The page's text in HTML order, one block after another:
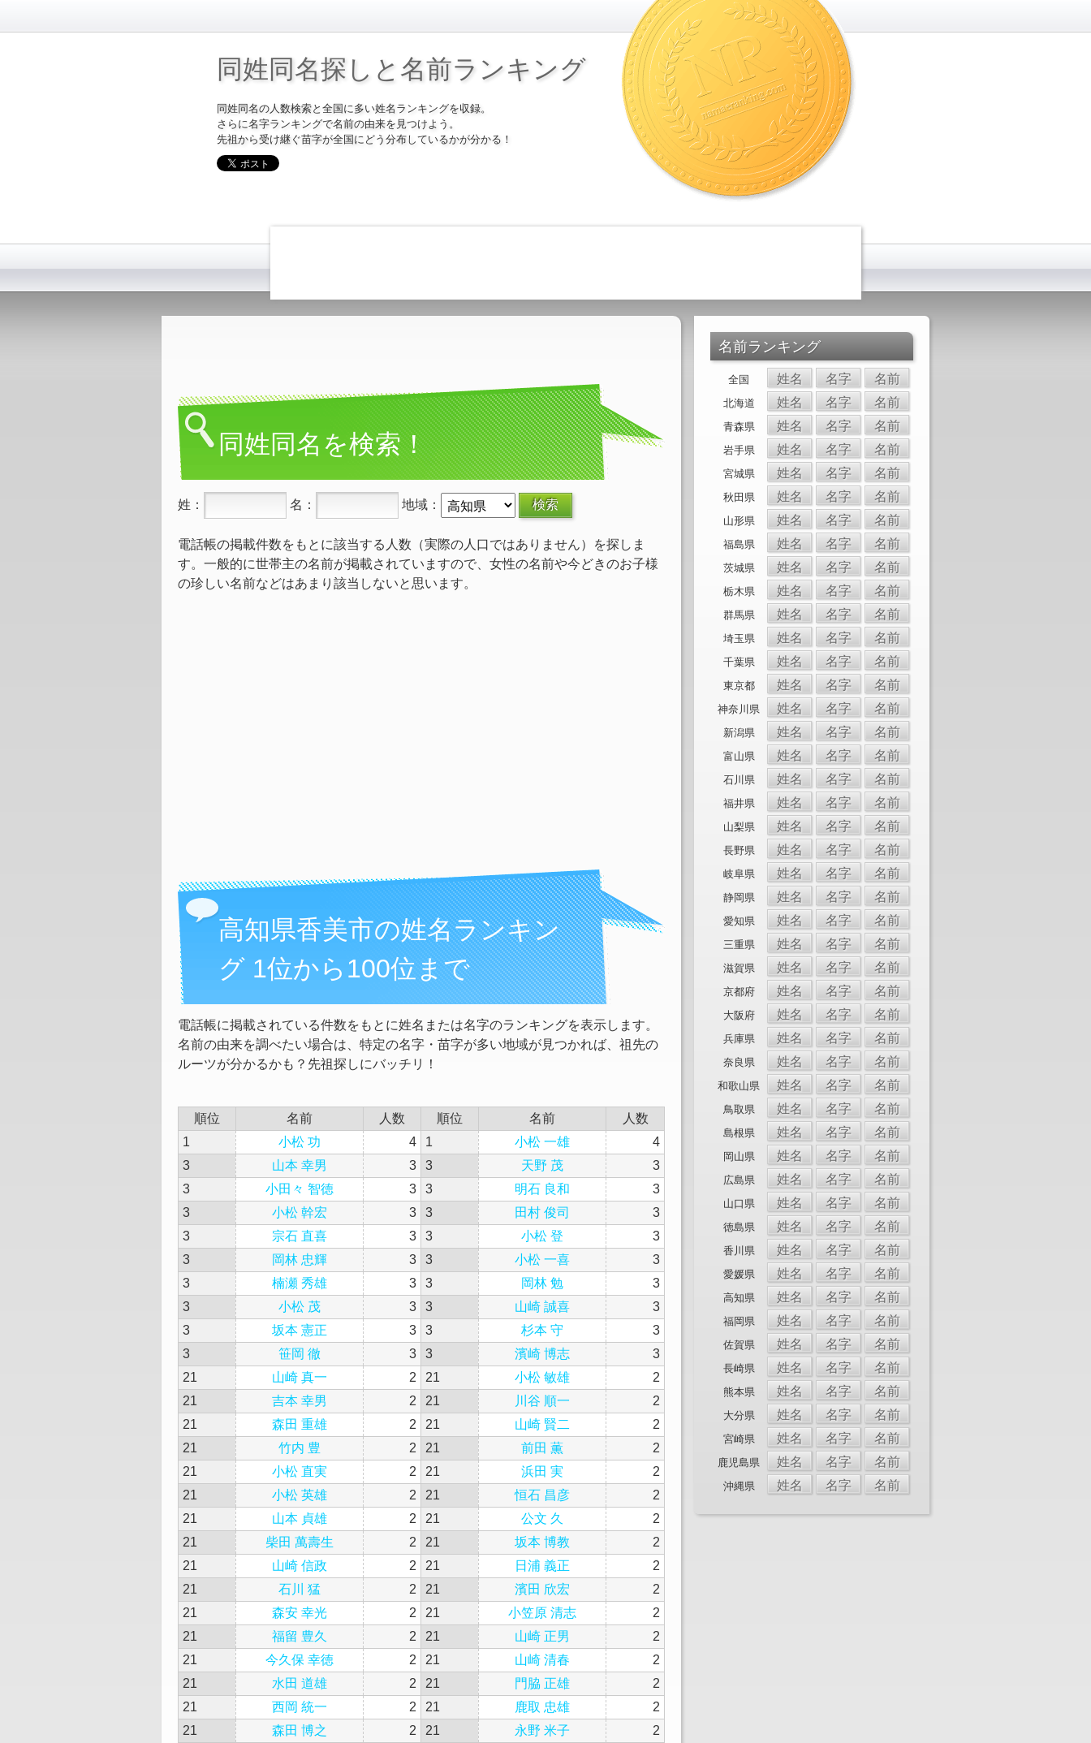
同姓同名探しと名前ランキング
同姓同名の人数検索と全国に多い姓名ランキングを収録。
さらに名字ランキングで名前の由来を見つけよう。
先祖から受け継ぐ苗字が全国にどう分布しているかが分かる！
同姓同名を検索！
姓： 名： 地域：
電話帳の掲載件数をもとに該当する人数（実際の人口ではありません）を探しま
す。一般的に世帯主の名前が掲載されていますので、女性の名前や今どきのお子様
の珍しい名前などはあまり該当しないと思います。
高知県香美市の姓名ランキン
グ 1位から100位まで
電話帳に掲載されている件数をもとに姓名または名字のランキングを表示します。
名前の由来を調べたい場合は、特定の名字・苗字が多い地域が見つかれば、祖先の
ルーツが分かるかも？先祖探しにバッチリ！
順位 名前 人数 順位 名前
人数
1
小松 功 4 1 小松 一雄
4
3
山本 幸男 3 3 天野 茂
3
3
小田々 智徳 3 3 明石 良和
3
3
小松 幹宏 3 3 田村 俊司
3
3
宗石 直喜 3 3 小松 登
3
3
岡林 忠輝 3 3 小松 一喜
3
3
楠瀬 秀雄 3 3 岡林 勉
3
3
小松 茂 3 3 山崎 誠喜
3
3
坂本 憲正 3 3 杉本 守
3
3
笹岡 徹 3 3 濱崎 博志
3
21
山崎 真一 2 21 小松 敏雄
2
21
吉本 幸男 2 21 川谷 順一
2
21
森田 重雄 2 21 山崎 賢二
2
21
竹内 豊 2 21 前田 薫
2
21
小松 直実 2 21 浜田 実
2
21
小松 英雄 2 21 恒石 昌彦
2
21
山本 貞雄 2 21 公文 久
2
21
柴田 萬壽生 2 21 坂本 博教
2
21
山崎 信政 2 21 日浦 義正
2
21
石川 猛 2 21 濱田 欣宏
2
21
森安 幸光 2 21 小笠原 清志
2
21
福留 豊久 2 21 山崎 正男
2
21
今久保 幸徳 2 21 山崎 清春
2
21
水田 道雄 2 21 門脇 正雄
2
21
西岡 統一 2 21 鹿取 忠雄
2
21
森田 博之 2 21 永野 米子
2
名前ランキング
全国 姓名 名字 名前
北海道 姓名 名字 名前
青森県 姓名 名字 名前
岩手県 姓名 名字 名前
宮城県 姓名 名字 名前
秋田県 姓名 名字 名前
山形県 姓名 名字 名前
福島県 姓名 名字 名前
茨城県 姓名 名字 名前
栃木県 姓名 名字 名前
群馬県 姓名 名字 名前
埼玉県 姓名 名字 名前
千葉県 姓名 名字 名前
東京都 姓名 名字 名前
神奈川県 姓名 名字 名前
新潟県 姓名 名字 名前
富山県 姓名 名字 名前
石川県 姓名 名字 名前
福井県 姓名 名字 名前
山梨県 姓名 名字 名前
長野県 姓名 名字 名前
岐阜県 姓名 名字 名前
静岡県 姓名 名字 名前
愛知県 姓名 名字 名前
三重県 姓名 名字 名前
滋賀県 姓名 名字 名前
京都府 姓名 名字 名前
大阪府 姓名 名字 名前
兵庫県 姓名 名字 名前
奈良県 姓名 名字 名前
和歌山県 姓名 名字 名前
鳥取県 姓名 名字 名前
島根県 姓名 名字 名前
岡山県 姓名 名字 名前
広島県 姓名 名字 名前
山口県 姓名 名字 名前
徳島県 姓名 名字 名前
香川県 姓名 名字 名前
愛媛県 姓名 名字 名前
高知県 姓名 名字 名前
福岡県 姓名 名字 名前
佐賀県 姓名 名字 名前
長崎県 姓名 名字 名前
熊本県 姓名 名字 名前
大分県 姓名 名字 名前
宮崎県 姓名 名字 名前
鹿児島県 姓名 名字 名前
沖縄県 姓名 名字 名前